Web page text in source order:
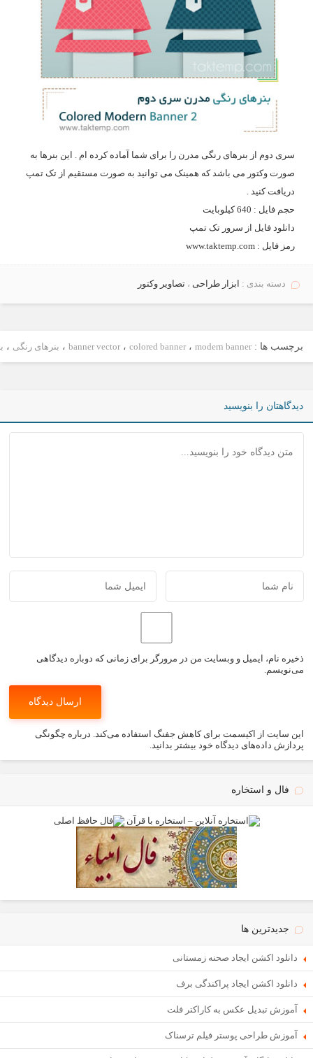
سری دوم از بنرهای رنگی مدرن را برای شما آماده کرده ام . این بنرها به
صورت وکتور می باشد که همینک می توانید به صورت مستقیم از تک تمپ
دریافت کنید .
حجم فايل : 640 کیلوبایت
دانلود فايل از سرور تک تمپ
رمز فايل : www.taktemp.com
دسته بندی : ابزار طراحی ،تصاویر وکتور
برچسب ها : banner vector ، colored banner ، modern banner ، بنرهای رنگی ،
دیدگاهتان را بنویسید
ذخیره نام، ایمیل و وبسایت من در مرورگر برای زمانی که دوباره دیدگاهی
می‌نویسم.
این سایت از اکیسمت برای کاهش جفنگ استفاده می‌کند. درباره چگونگی
پردازش داده‌های دیدگاه خود بیشتر بدانید.
فال و استخاره
جدیدترین ها
دانلود اکشن ایجاد صحنه زمستانی
دانلود اکشن ایجاد پراکندگی برف
آموزش تبدیل عکس به کاراکتر فلت
آموزش طراحی پوستر فیلم ترسناک